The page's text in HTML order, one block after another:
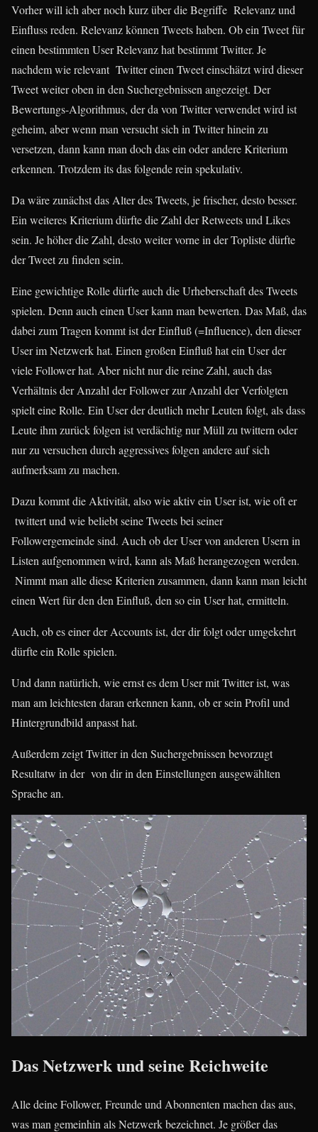
Vorher will ich aber noch kurz über die Begriffe Relevanz und
Einfluss reden. Relevanz können Tweets haben. Ob ein Tweet für
einen bestimmten User Relevanz hat bestimmt Twitter. Je
nachdem wie relevant Twitter einen Tweet einschätzt wird dieser
Tweet weiter oben in den Suchergebnissen angezeigt. Der
Bewertungs-Algorithmus, der da von Twitter verwendet wird ist
geheim, aber wenn man versucht sich in Twitter hinein zu
versetzen, dann kann man doch das ein oder andere Kriterium
erkennen. Trotzdem its das folgende rein spekulativ.
Da wäre zunächst das Alter des Tweets, je frischer, desto besser.
Ein weiteres Kriterium dürfte die Zahl der Retweets und Likes
sein. Je höher die Zahl, desto weiter vorne in der Topliste dürfte
der Tweet zu finden sein.
Eine gewichtige Rolle dürfte auch die Urheberschaft des Tweets
spielen. Denn auch einen User kann man bewerten. Das Maß, das
dabei zum Tragen kommt ist der Einfluß (=Influence), den dieser
User im Netzwerk hat. Einen großen Einfluß hat ein User der
viele Follower hat. Aber nicht nur die reine Zahl, auch das
Verhältnis der Anzahl der Follower zur Anzahl der Verfolgten
spielt eine Rolle. Ein User der deutlich mehr Leuten folgt, als dass
Leute ihm zurück folgen ist verdächtig nur Müll zu twittern oder
nur zu versuchen durch aggressives folgen andere auf sich
aufmerksam zu machen.
Dazu kommt die Aktivität, also wie aktiv ein User ist, wie oft er
twittert und wie beliebt seine Tweets bei seiner
Followergemeinde sind. Auch ob der User von anderen Usern in
Listen aufgenommen wird, kann als Maß herangezogen werden.
Nimmt man alle diese Kriterien zusammen, dann kann man leicht
einen Wert für den den Einfluß, den so ein User hat, ermitteln.
Auch, ob es einer der Accounts ist, der dir folgt oder umgekehrt
dürfte ein Rolle spielen.
Und dann natürlich, wie ernst es dem User mit Twitter ist, was
man am leichtesten daran erkennen kann, ob er sein Profil und
Hintergrundbild anpasst hat.
Außerdem zeigt Twitter in den Suchergebnissen bevorzugt
Resultatw in der von dir in den Einstellungen ausgewählten
Sprache an.
Das Netzwerk und seine Reichweite
Alle deine Follower, Freunde und Abonnenten machen das aus,
was man gemeinhin als Netzwerk bezeichnet. Je größer das